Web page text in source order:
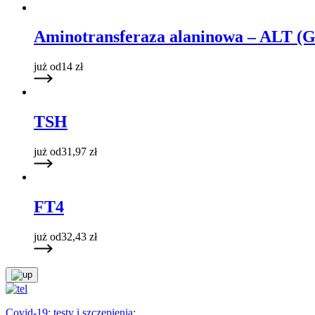
Aminotransferaza alaninowa – ALT
już od14 zł
TSH
już od31,97 zł
FT4
już od32,43 zł
Covid-19: testy i szczepienia: